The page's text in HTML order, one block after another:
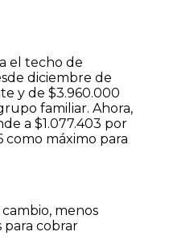
el techo de
diciembre de
y de $3.960.000
familiar. Ahora,
a $1.077.403 por
como máximo para
menos
para cobrar